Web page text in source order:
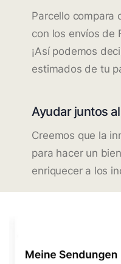
Parcello compara
con los envíos de
¡Así podemos
estimados de tu
Ayudar juntos
Creemos que la
para hacer un
enriquecer a los